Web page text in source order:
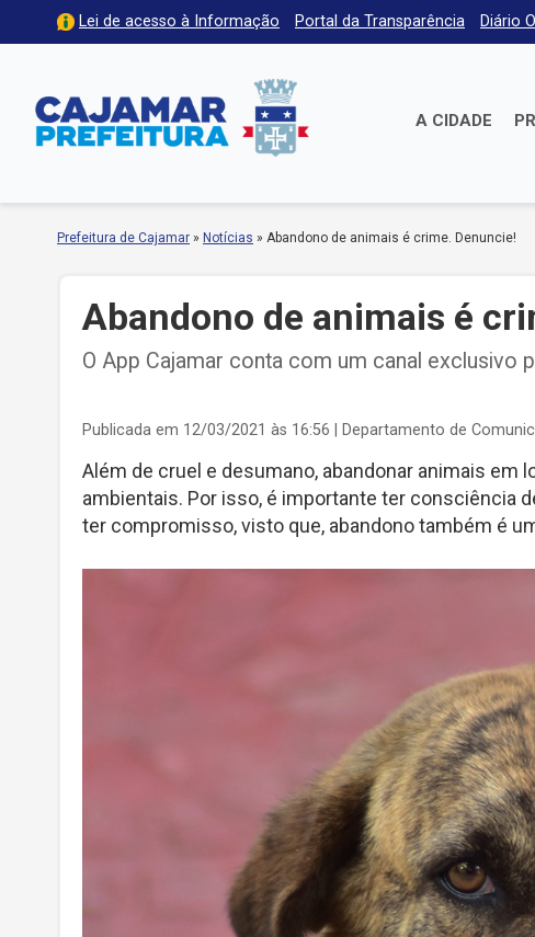
Lei de acesso à Informação Portal da Transparência Diário
A CIDADE
Prefeitura de Cajamar » Notícias » Abandono de animais é crime. Denuncie!
Abandono de animais é
O App Cajamar conta com um canal exclusivo
Publicada em 12/03/2021 às 16:56 | Departamento de
Além de cruel e desumano, abandonar animais
ambientais. Por isso, é importante ter consciência
ter compromisso, visto que, abandono também é